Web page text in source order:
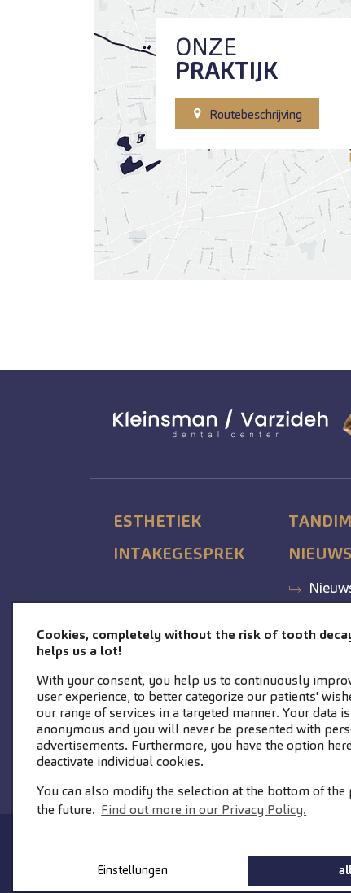
ONZE
PRAKTIJK
Routebeschrijving
ESTHETIEK
INTAKEGESPREK
NIEUWS
Cookies, completely without the risk of tooth
helps us a lot!
With your consent, you help us to continuously
user experience, to better categorize our patients'
our range of services in a targeted manner. Your data
anonymous and you will never be presented with
advertisements. Furthermore, you have the option
deactivate individual cookies.
You can also modify the selection at the bottom of the
the future. Find out more in our Privacy Policy.
Einstellungen